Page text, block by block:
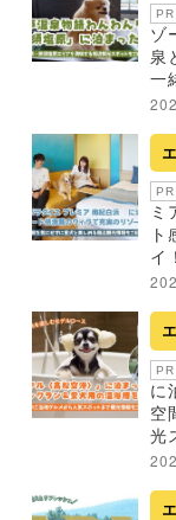
PR
ゾ
泉
一
PR
ミ
イ
PR
に
空
光